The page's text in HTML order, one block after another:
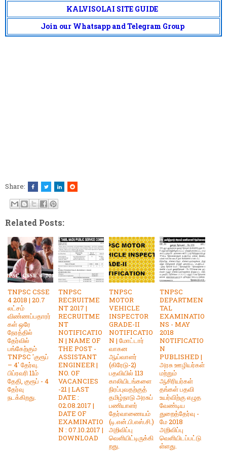
KALVISOLAI SITE GUIDE
Join our Whatsapp and Telegram Group
Share:
Related Posts:
TNPSC CSSE
4 2018 | 20.7
லட்சம்
விண்ணப்பதாரர்
கள் ஒரே
நேரத்தில்
தேர்வில்
பங்கேற்கும்
TNPSC 'குரூப்
– 4' தேர்வு.
பிப்ரவரி 11ம்
தேதி, குரூப் - 4
தேர்வு
நடக்கிறது.
TNPSC
RECRUITME
NT 2017 |
RECRUITME
NT
NOTIFICATIO
N | NAME OF
THE POST -
ASSISTANT
ENGINEER |
NO. OF
VACANCIES
-21 | LAST
DATE :
02.08.2017 |
DATE OF
EXAMINATIO
N : 07.10.2017 |
DOWNLOAD
TNPSC
MOTOR
VEHICLE
INSPECTOR
GRADE-II
NOTIFICATIO
N | மோட்டார்
வாகன
ஆய்வாளர்
(கிரேடு-2)
பதவியில் 113
காலியிடங்களை
நிரப்புவதற்குத்
தமிழ்நாடு அரசுப்
பணியாளர்
தேர்வாணையம்
(டி.என்.பி.எஸ்.சி.)
அறிவிப்பு
வெளியிட்டிருக்கி
றது.
TNPSC
DEPARTMEN
TAL
EXAMINATIO
NS - MAY
2018
NOTIFICATIO
N
PUBLISHED |
அரசு ஊழியர்கள்
மற்றும்
ஆசிரியர்கள்
தங்கள் பதவி
உயர்விற்கு எழுத
வேண்டிய
துறைத்தேர்வு -
மே 2018
அறிவிப்பு
வெளியிடப்பட்டு
ள்ளது.